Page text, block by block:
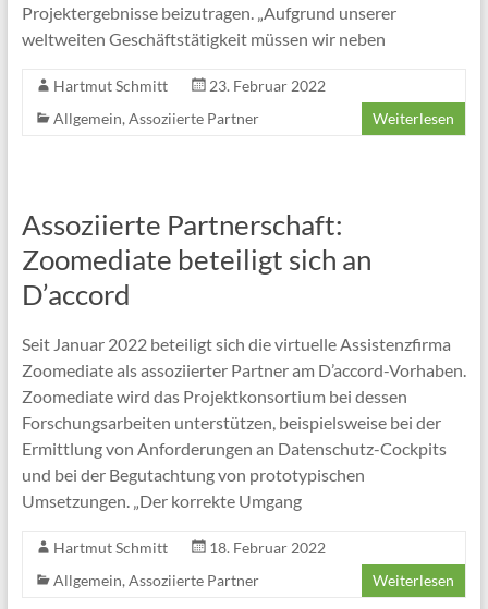
Projektergebnisse beizutragen. „Aufgrund unserer
weltweiten Geschäftstätigkeit müssen wir neben
Hartmut Schmitt
23. Februar 2022
Allgemein, Assoziierte Partner Weiterlesen
Assoziierte Partnerschaft:
Zoomediate beteiligt sich an
D’accord
Seit Januar 2022 beteiligt sich die virtuelle Assistenzfirma
Zoomediate als assoziierter Partner am D’accord-Vorhaben.
Zoomediate wird das Projektkonsortium bei dessen
Forschungsarbeiten unterstützen, beispielsweise bei der
Ermittlung von Anforderungen an Datenschutz-Cockpits
und bei der Begutachtung von prototypischen
Umsetzungen. „Der korrekte Umgang
Hartmut Schmitt
18. Februar 2022
Allgemein, Assoziierte Partner Weiterlesen